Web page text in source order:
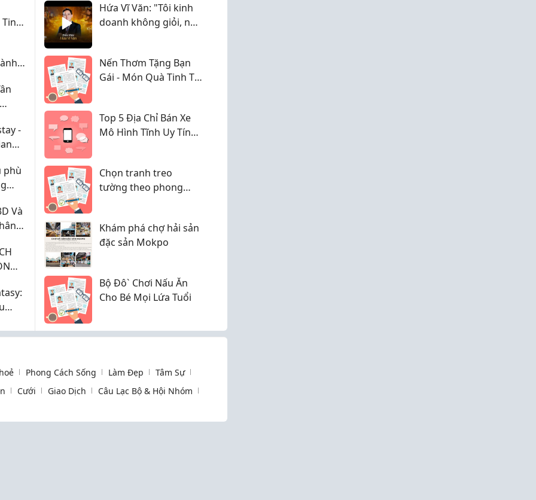
Đầu xuân lộc biếc tươi
phơi phới
Tinh
-
phù
Và
Hứa Vĩ Văn: "Tôi kinh
doanh không giỏi, nên
Nến Thơm Tặng Bạn
Gái - Món Quà Tinh Tế
Top 5 Địa Chỉ Bán Xe
Mô Hình Tĩnh Uy Tín
Chọn tranh treo
tường theo phong
hài hòa và sang trọng
Khám phá chợ hải sản
đặc sản Mokpo
Bộ Đô` Chơi Nấu Ăn
Cho Bé Mọi Lứa Tuổi
Phong Cách Sống Làm Đẹp
Tâm Sự
Cưới Giao Dịch
Câu Lạc Bộ & Hội Nhóm